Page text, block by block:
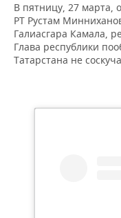
В пятницу, 27 марта,
РТ Рустам
Галиасгара Камала,
Глава республики
Татарстана не